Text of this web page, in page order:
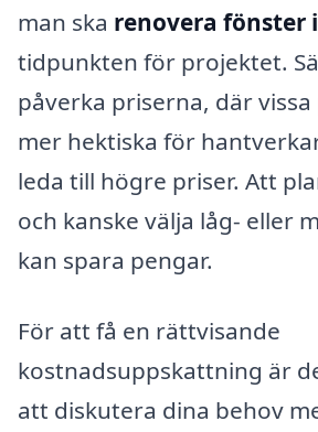
man ska renovera fönster
tidpunkten för projektet.
påverka priserna, där
mer hektiska för
leda till högre priser. Att
och kanske välja låg- eller
kan spara pengar.
För att få en rättvisande
kostnadsuppskattning är
att diskutera dina behov